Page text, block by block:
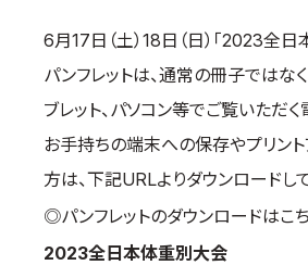
各委員会紹
国際空手道
お知らせ
本部からの
支部からの
公式大会
公式記録
6月17日（土）18日（日）「2023全
パンフレットは、通常の冊子ではなく
ブレット、パソコン等でご覧いただ
お手持ちの端末への保存やプリン
方は、下記URLよりダウンロードし
◎パンフレットのダウンロードはこ
2023全日本体重別大会